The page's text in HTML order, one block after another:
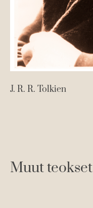
J. R. R. Tolkien
Muut teokset